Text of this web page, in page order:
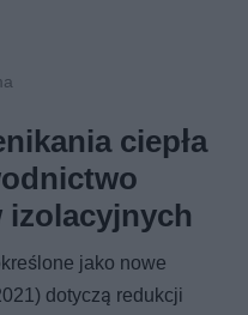
ciepła
izolacyjnych
jako nowe
dotyczą redukcji